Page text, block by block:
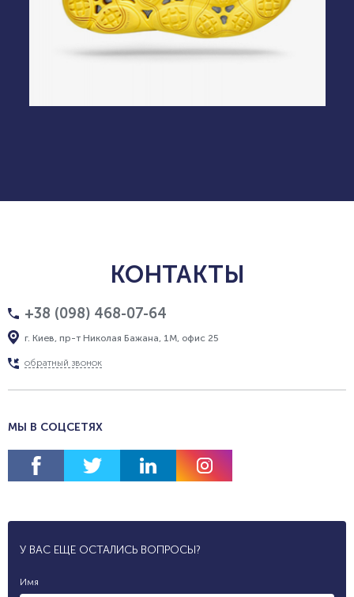
КОНТАКТЫ
+38 (098) 468-07-64
г. Киев, пр-т Николая Бажана, 1М, офис 25
обратный звонок
МЫ В СОЦСЕТЯХ
У ВАС ЕЩЕ ОСТАЛИСЬ ВОПРОСЫ?
Имя